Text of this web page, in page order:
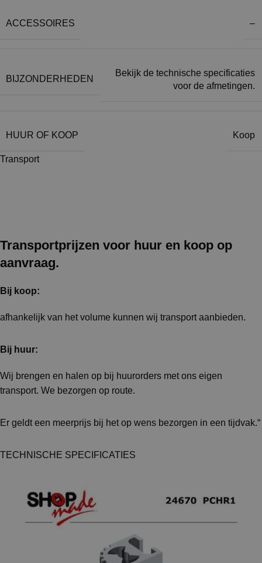
ACCESSOIRES –
BIJZONDERHEDEN
Bekijk de technische specificaties
voor de afmetingen.
HUUR OF KOOP Koop
Transport
Transportprijzen voor huur en koop op
aanvraag.
Bij koop:
afhankelijk van het volume kunnen wij transport aanbieden.
Bij huur:
Wij brengen en halen op bij huurorders met ons eigen
transport. We bezorgen op route.
Er geldt een meerprijs bij het op wens bezorgen in een tijdvak.“
TECHNISCHE SPECIFICATIES